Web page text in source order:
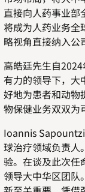
直接向人药事业部
将成为人药业务全
略视角直接纳入公
高皓廷先生自2024
有力的领导下，大
好地为患者和动物
物保健业务双双为
Ioannis
球治疗领域负责人
验。在谈及此次
领导大中华区团队